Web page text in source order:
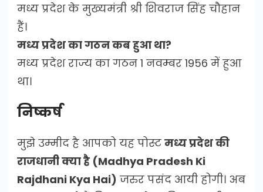
मध्य प्रदेश के मुख्यमंत्री श्री शिवराज सिंह चौहान
हैं।
मध्य प्रदेश का गठन कब हुआ था?
मध्य प्रदेश राज्य का गठन 1 नवम्बर 1956 में हुआ
था।
निष्कर्ष
मुझे उम्मीद है आपको यह पोस्ट मध्य प्रदेश की
राजधानी क्या है (Madhya Pradesh Ki
Rajdhani Kya Hai) जरुर पसंद आयी होगी। अब